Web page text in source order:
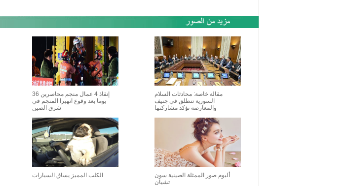
مقالة خاصة: محادثات السلام
السورية تنطلق في جنيف
والمعارضة تؤكد مشاركتها
إنقاذ 4 عمال منجم محاصرين 36
يوما بعد وقوع انهيرا المنجم في
شرق الصين
ألبوم صور الممثلة الصينية سون
تشيان
الكلب المميز يساق السيارات